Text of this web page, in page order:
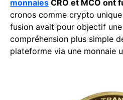
monnaies CRO et MCO ont
cronos comme crypto
fusion avait pour objectif
compréhension plus simple
plateforme via une monnaie